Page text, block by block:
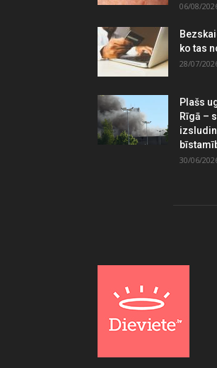
06/08/
ko tas
28/07/
Plašs
Rīgā –
30/06/